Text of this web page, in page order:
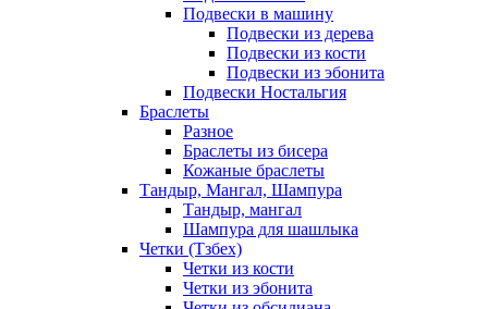
Подвески в машину
Подвески из дерева
Подвески из кости
Подвески из эбонита
Подвески Ностальгия
Браслеты
Разное
Браслеты из бисера
Кожаные браслеты
Тандыр, Мангал, Шампура
Тандыр, мангал
Шампура для шашлыка
Четки (Тзбех)
Четки из кости
Четки из эбонита